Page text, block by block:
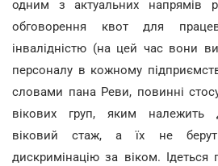
одним з актуальних напрямів
обговорення квот для
інвалідністю (на цей час вони
персоналу в кожному
словами пана Реви, повинні
вікових груп, яким належить
віковий стаж, а їх не
дискримінацію за віком. Ідеться